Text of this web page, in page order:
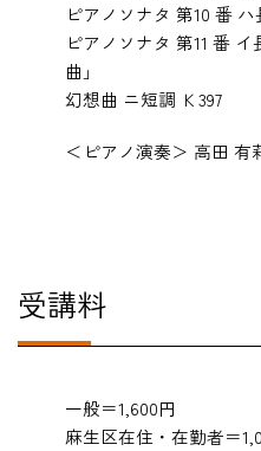
ピアノソナタ 第10 番
ピアノソナタ 第11 番
曲」
幻想曲 ニ短調 Ｋ397
＜ピアノ演奏＞ 高田 有
受講料
一般＝1,600円
麻生区在住・在勤者＝